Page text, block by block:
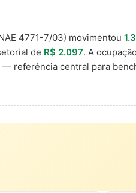
4771-7/03) movimentou
de R$ 2.097. A
— referência central para